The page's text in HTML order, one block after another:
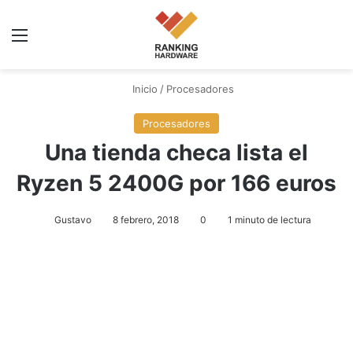
Inicio / Procesadores
Procesadores
Una tienda checa lista el
Ryzen 5 2400G por 166 euros
Gustavo 8 febrero, 2018 0 1 minuto de lectura